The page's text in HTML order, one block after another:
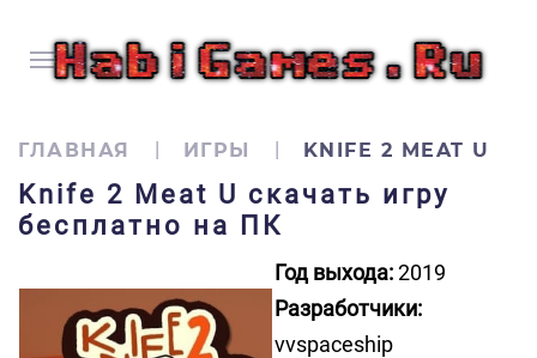
ГЛАВНАЯ ИГРЫ KNIFE 2 MEAT U
Knife 2 Meat U скачать игру
бесплатно на ПК
Год выхода:2019
Разработчики:
vvspaceship